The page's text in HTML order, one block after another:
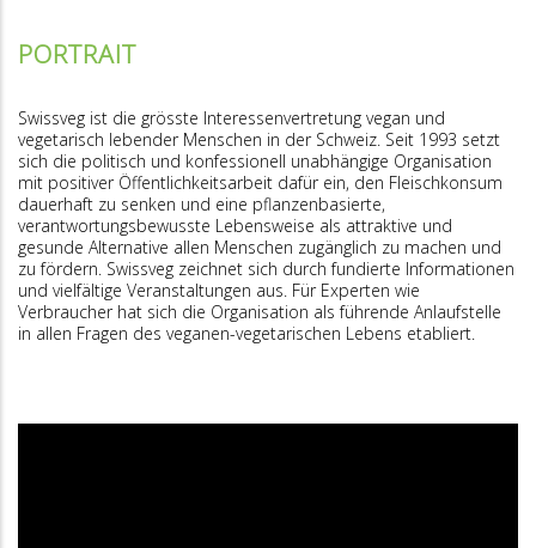
PORTRAIT
Swissveg ist die grösste Interessenvertretung vegan und
vegetarisch lebender Menschen in der Schweiz. Seit 1993 setzt
sich die politisch und konfessionell unabhängige Organisation
mit positiver Öffentlichkeitsarbeit dafür ein, den Fleischkonsum
dauerhaft zu senken und eine pflanzenbasierte,
verantwortungsbewusste Lebensweise als attraktive und
gesunde Alternative allen Menschen zugänglich zu machen und
zu fördern. Swissveg zeichnet sich durch fundierte Informationen
und vielfältige Veranstaltungen aus. Für Experten wie
Verbraucher hat sich die Organisation als führende Anlaufstelle
in allen Fragen des veganen-vegetarischen Lebens etabliert.